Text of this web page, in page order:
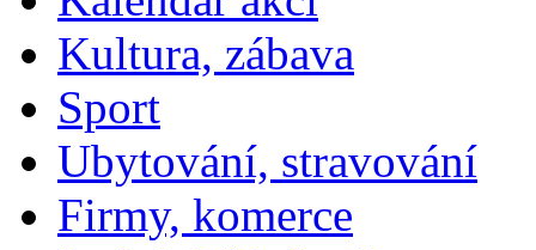
Kultura, zábava
Sport
Ubytování, stravování
Firmy, komerce